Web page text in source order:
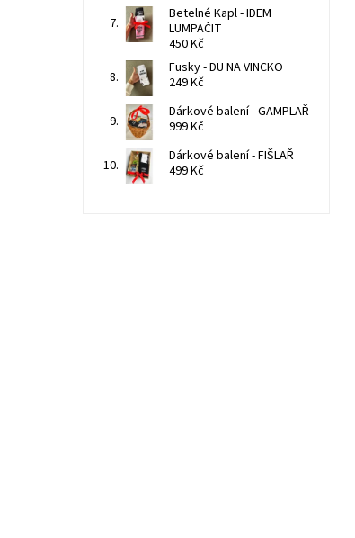
Betelné Kapl - IDEM
LUMPAČIT
450 Kč
Fusky - DU NA VINCKO
249 Kč
Dárkové balení - GAMPLAŘ
999 Kč
Dárkové balení - FIŠLAŘ
499 Kč